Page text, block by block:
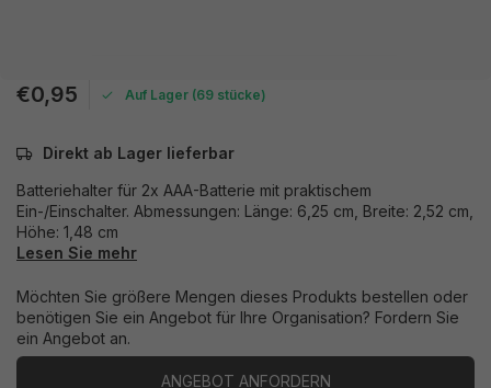
€0,95 Auf Lager (69 stücke)
Direkt ab Lager lieferbar
Batteriehalter für 2x AAA-Batterie mit praktischem
Ein-/Einschalter. Abmessungen: Länge: 6,25 cm, Breite: 2,52 cm,
Höhe: 1,48 cm
Lesen Sie mehr
Möchten Sie größere Mengen dieses Produkts bestellen oder
benötigen Sie ein Angebot für Ihre Organisation? Fordern Sie
ein Angebot an.
ANGEBOT ANFORDERN